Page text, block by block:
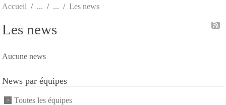
Accueil Les news
Les news
Aucune news
News par équipes
Toutes les équipes